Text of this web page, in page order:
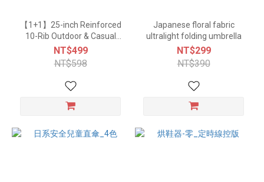
【1+1】25-inch Reinforced
10-Rib Outdoor & Casual
Umbrella (5 Colors)
NT$499
NT$598
Japanese floral fabric
ultralight folding umbrella
NT$299
NT$390